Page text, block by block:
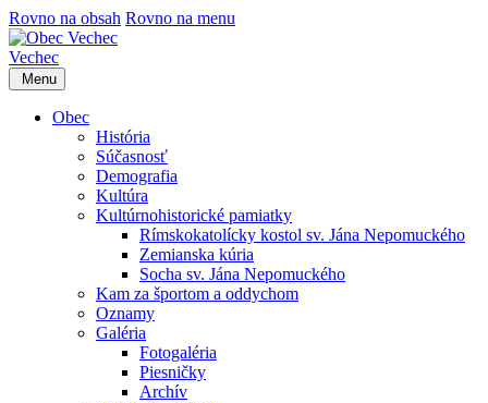
Rovno na obsah Rovno na menu
Vechec
Menu
Obec
História
Súčasnosť
Demografia
Kultúra
Kultúrnohistorické pamiatky
Rímskokatolícky kostol sv. Jána Nepomuckého
Zemianska kúria
Socha sv. Jána Nepomuckého
Kam za športom a oddychom
Oznamy
Galéria
Fotogaléria
Piesničky
Archív